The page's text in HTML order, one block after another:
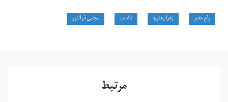
رفع حصر زهرا رهنورد تکذیب مجتبی ذوالنور
مرتبط